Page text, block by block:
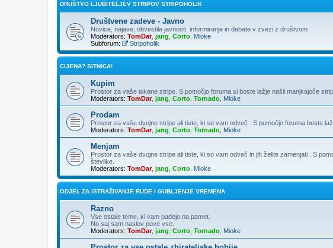
DRUŠTVO LJUBITELJEV STRIPOV STRIPOHOLIK
Društvene zadeve - Javno
Novice, najave, obvestila javnosti, informiranje in debate v zvezi z društvom
Moderators: TomDar, jang Corto Mioke
Subforum:
Stripoholik
CIJENA? SITNICA!
Kupim
Prostor za vaše iskane stripe. S pomočjo foruma si boste lažje našli manjkajoče
Moderators: TomDar, jang Corto Tornado Mioke
Prodam
Prostor za vaše dvojne stripe ali tiste, ki so vam odveč . S pomočjo foruma boste
Moderators: TomDar, jang Corto Tornado Mioke
Menjam
Prostor za vaše dvojne stripe ali tiste, ki so vam odveč in jih želite zamenjati . S
številke.
Moderators: TomDar, jang Corto Mioke
ODJEL ZA ISTRAŽIVANJE RUDE I GUBLJENJE VREMENA
Razno
Vse ostale teme, ki vam padejo na pamet.
No saj sam naslov pove vse.
Moderators: TomDar, jang Corto Tornado Mioke